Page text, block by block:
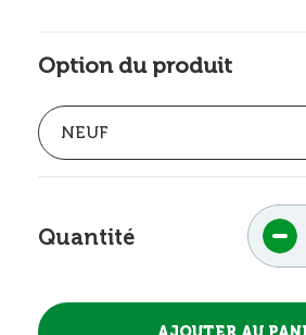
Option du produit
Quantité